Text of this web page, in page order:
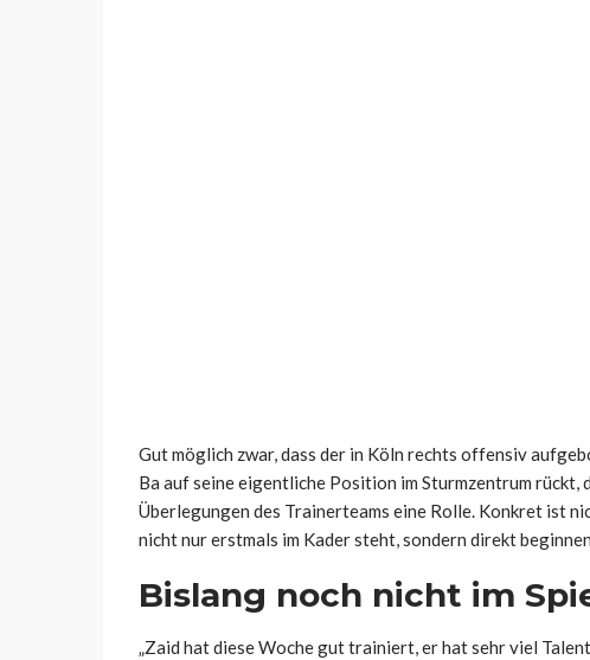
Gut möglich zwar, dass der in Köln rechts offensiv
Ba auf seine eigentliche Position im Sturmzentrum rückt,
Überlegungen des Trainerteams eine Rolle. Konkret ist
nicht nur erstmals im Kader steht, sondern direkt
Bislang noch nicht im
„Zaid hat diese Woche gut trainiert, er hat sehr viel